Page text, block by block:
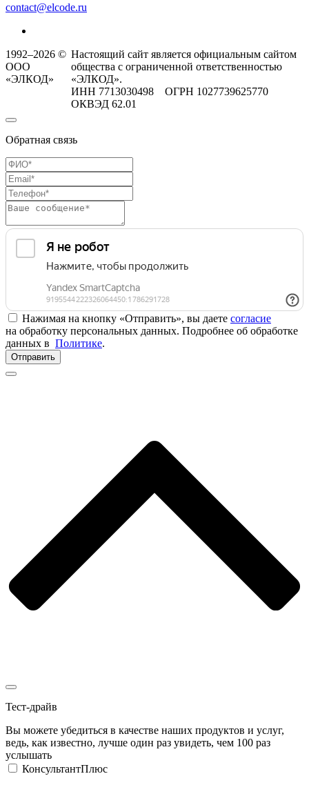
contact@elcode.ru
1992–2026 ©
ООО
«ЭЛКОД»
Настоящий сайт является официальным сайтом
общества с ограниченной ответственностью
«ЭЛКОД».
ИНН 7713030498 ОГРН 1027739625770
ОКВЭД 62.01
Обратная связь
Нажимая на кнопку «Отправить», вы даете согласие
на обработку персональных данных. Подробнее об обработке
данных в Политике.
Отправить
Тест-драйв
Вы можете убедиться в качестве наших продуктов и услуг,
ведь, как известно, лучше один раз увидеть, чем 100 раз
услышать
КонсультантПлюс